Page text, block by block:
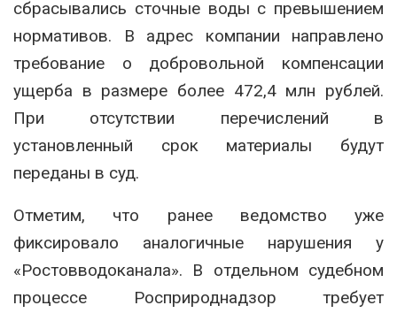
сбрасывались сточные воды с превышением
нормативов. В адрес компании направлено
требование о добровольной компенсации
ущерба в размере более 472,4 млн рублей.
При отсутствии перечислений в
установленный срок материалы будут
переданы в суд.
Отметим, что ранее ведомство уже
фиксировало аналогичные нарушения у
«Ростовводоканала». В отдельном судебном
процессе Росприроднадзор требует